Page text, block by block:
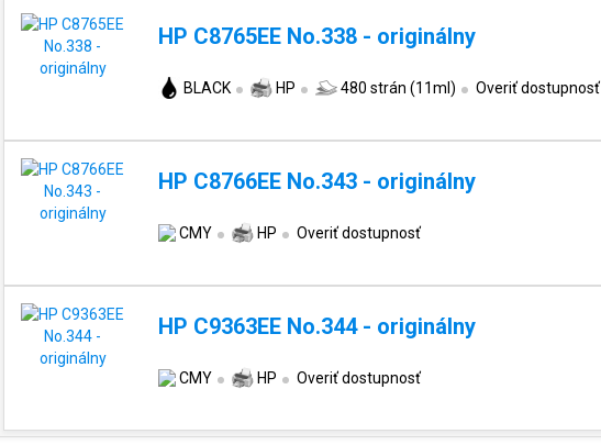
HP C8765EE No.338 - originálny
BLACK HP 480 strán (11ml) Overiť dostupnosť
HP C8766EE No.343 - originálny
CMY HP Overiť dostupnosť
HP C9363EE No.344 - originálny
CMY HP Overiť dostupnosť